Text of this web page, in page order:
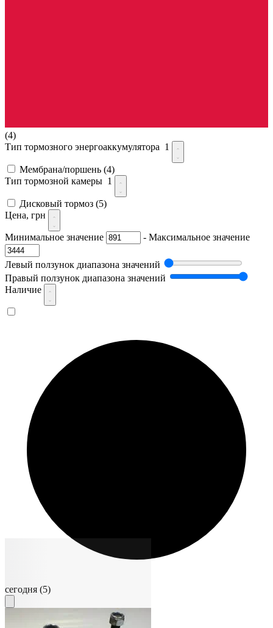
(4)
Тип тормозного энергоаккумулятора 1
Мембрана/поршень (4)
Тип тормозной камеры 1
Дисковый тормоз (5)
Цена, грн
Минимальное значение - Максимальное значение
Левый ползунок диапазона значений
Правый ползунок диапазона значений
Наличие
сегодня (5)